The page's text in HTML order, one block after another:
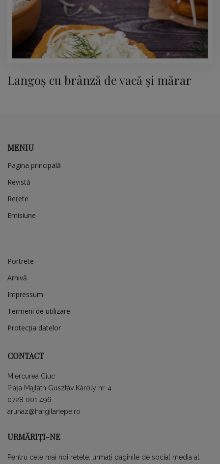
Langoș cu brânză de vacă și mărar
MENIU
Pagina principală
Revistă
Rețete
Emisiune
Portrete
Arhivă
Impressum
Termeni de utilizare
Protecția datelor
CONTACT
Miercurea Ciuc
Piața Majláth Gusztáv Károly nr. 4
0728 001 496
aruhaz@hargitanepe.ro
URMĂRIȚI-NE
Pentru cele mai noi rețete, urmați paginile de social media al